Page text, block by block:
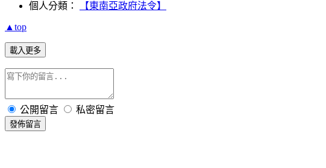
個人分類：
【東南亞政府法令】
▲top
載入更多
公開留言 私密留言
發佈留言